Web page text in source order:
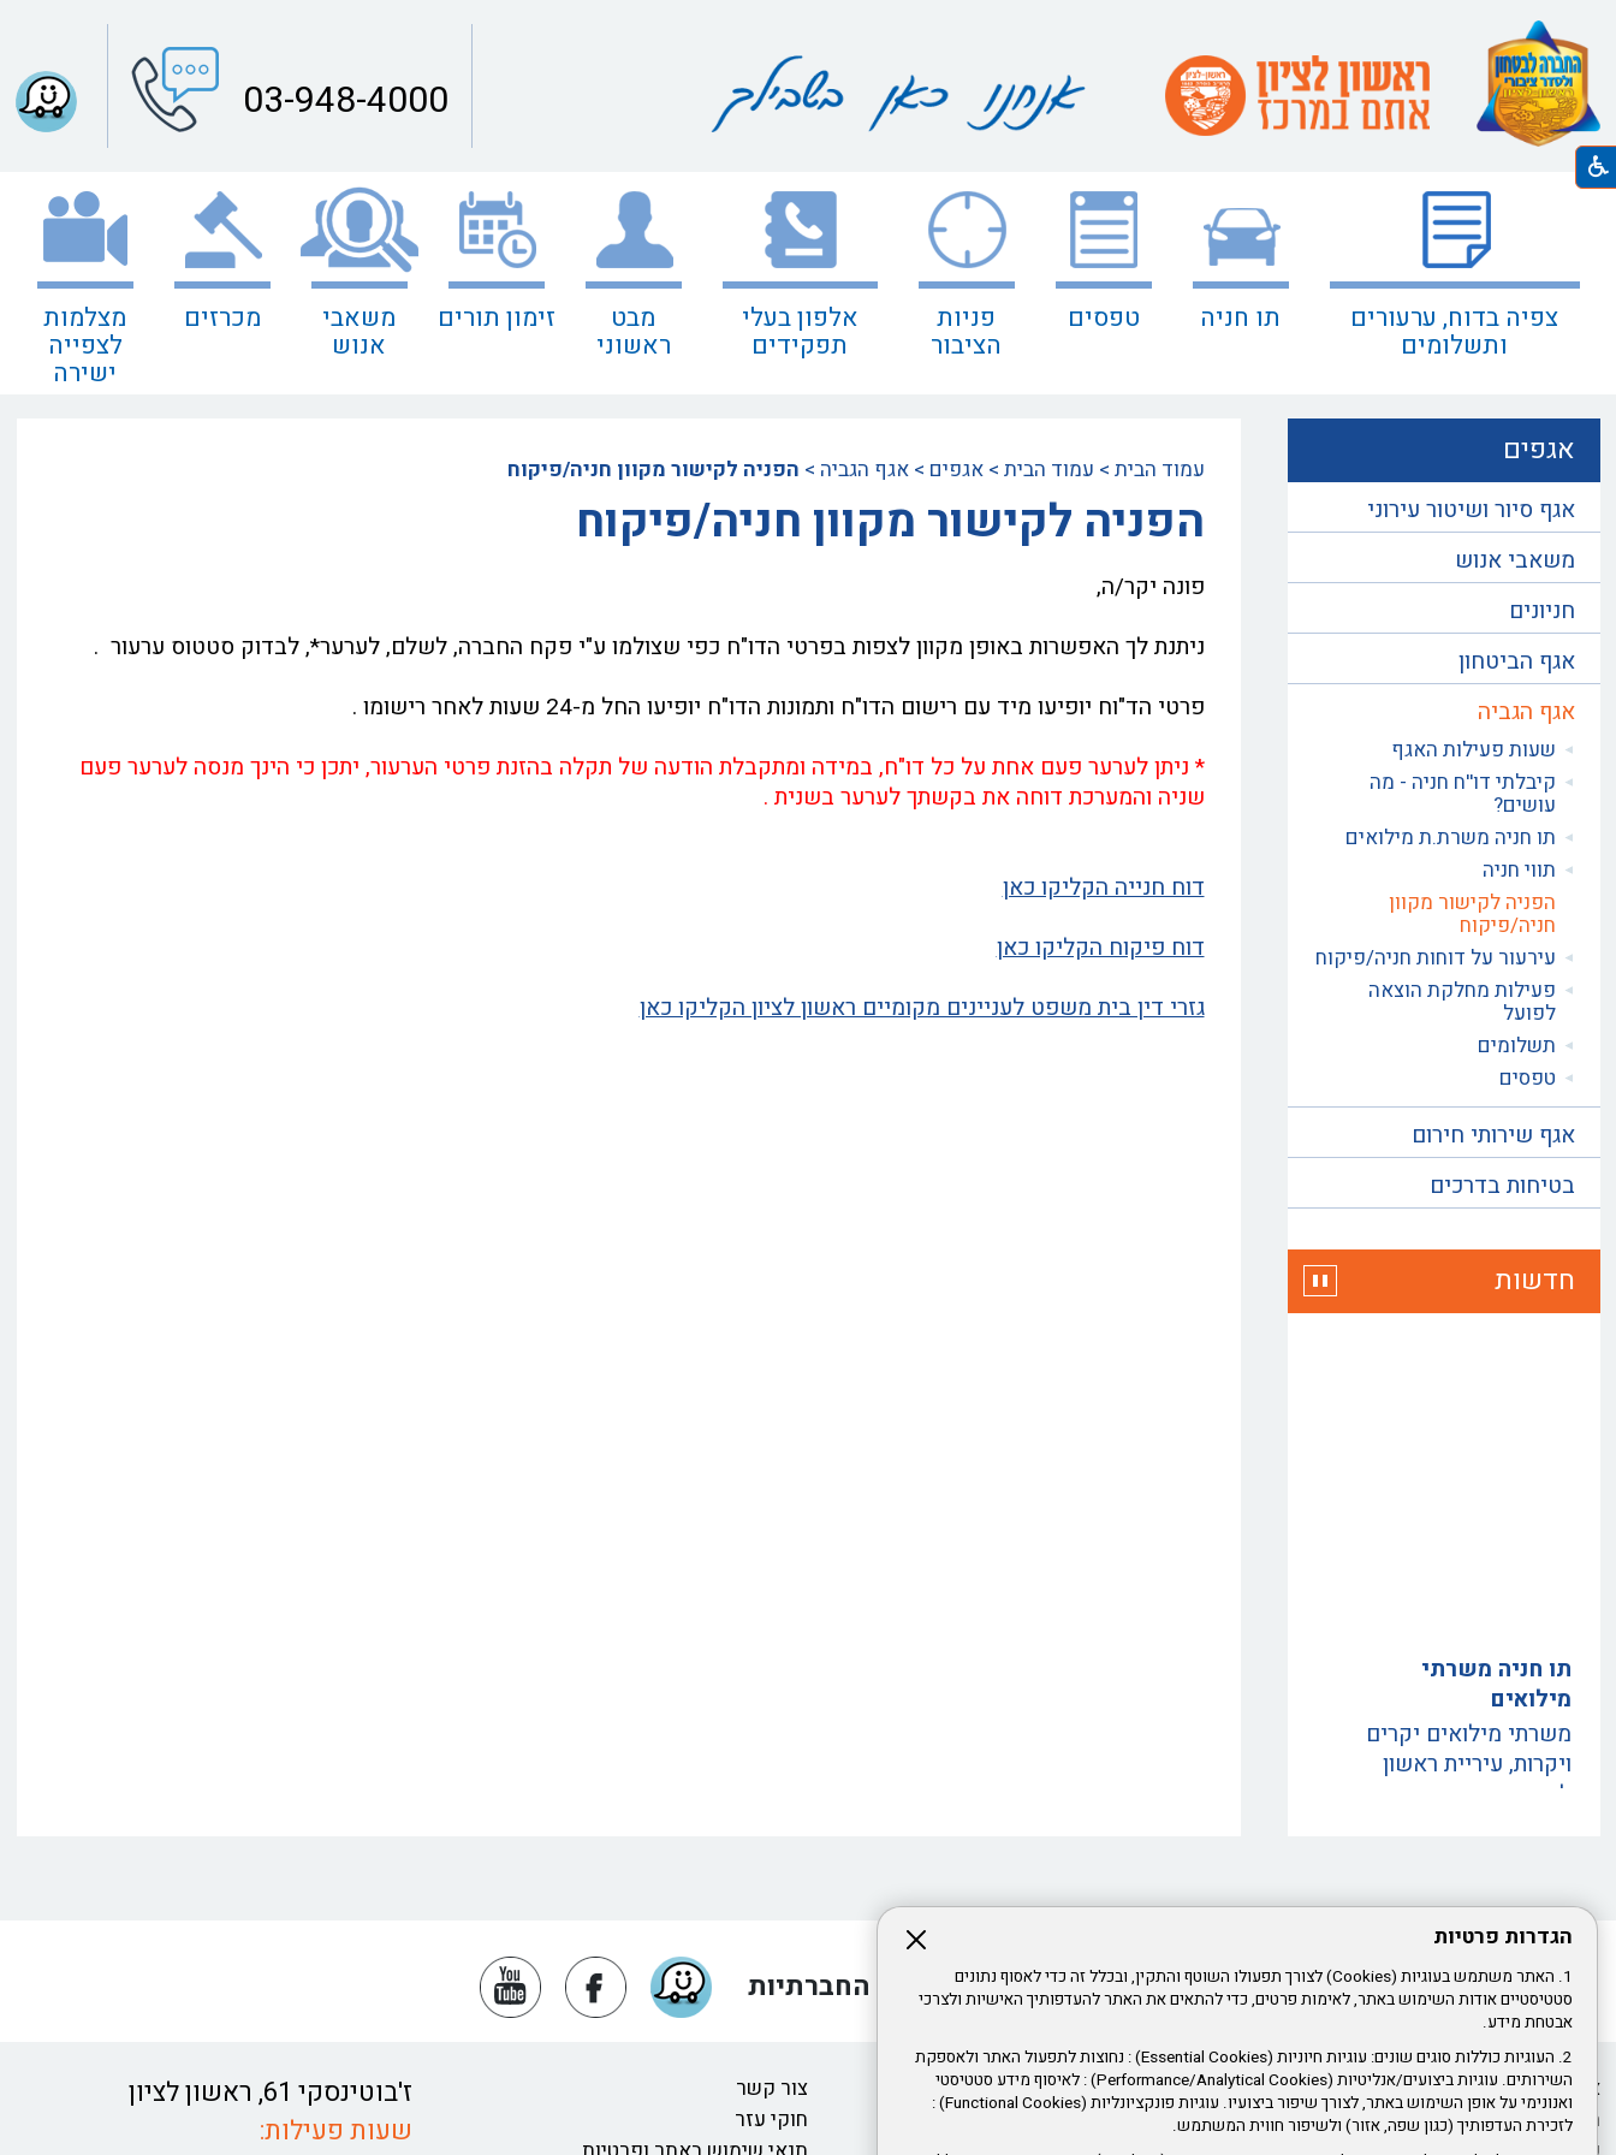
הגדרות פרטיות
1. האתר משתמש בעוגיות (Cookies) לצורך תפעולו השוטף והתקין, ובכלל זה כדי לאסוף נתונים
סטטיסטיים אודות השימוש באתר, לאימות פרטים, כדי להתאים את האתר להעדפותיך האישיות ולצרכי
אבטחת מידע.
2. העוגיות כוללות סוגים שונים: עוגיות חיוניות (Essential Cookies) : נחוצות לתפעול האתר ולאספקת
השירותים. עוגיות ביצועים/אנליטיות (Performance/Analytical Cookies) : לאיסוף מידע סטטיסטי
ואנונימי על אופן השימוש באתר, לצורך שיפור ביצועיו. עוגיות פונקציונליות (Functional Cookies) :
לזכירת העדפותיך (כגון שפה, אזור) ולשיפור חווית המשתמש.
03-948-4000
צפיה בדוח, ערעורים
ותשלומים
תו חניה טפסים פניות
הציבור
אלפון בעלי
תפקידים
מבט
ראשוני
זימון תורים משאבי
אנוש
מכרזים מצלמות
לצפייה
ישירה
עמוד הבית > עמוד הבית >אגפים >אגף הגביה > הפניה לקישור מקוון חניה/פיקוח
הפניה לקישור מקוון חניה/פיקוח
פונה יקר/ה,
ניתנת לך האפשרות באופן מקוון לצפות בפרטי הדו"ח כפי שצולמו ע"י פקח החברה, לשלם, לערער*, לבדוק סטטוס ערעור .
פרטי הד"וח יופיעו מיד עם רישום הדו"ח ותמונות הדו"ח יופיעו החל מ-24 שעות לאחר רישומו .
* ניתן לערער פעם אחת על כל דו"ח, במידה ומתקבלת הודעה של תקלה בהזנת פרטי הערעור, יתכן כי הינך מנסה לערער פעם
שניה והמערכת דוחה את בקשתך לערער בשנית .
דוח חנייה הקליקו כאן
דוח פיקוח הקליקו כאן
גזרי דין בית משפט לעניינים מקומיים ראשון לציון הקליקו כאן
אגפים
אגף סיור ושיטור עירוני
משאבי אנוש
חניונים
אגף הביטחון
אגף הגביה
שעות פעילות האגף
קיבלתי דו''ח חניה - מה
עושים?
תו חניה משרת.ת מילואים
תווי חניה
הפניה לקישור מקוון
חניה/פיקוח
עירעור על דוחות חניה/פיקוח
פעילות מחלקת הוצאה
לפועל
תשלומים
טפסים
אגף שירותי חירום
בטיחות בדרכים
חדשות
תו חניה משרתי
מילואים
משרתי מילואים יקרים
ויקרות, עיריית ראשון
לציון והחברה העירונית
אנא הקליקו על הכותרת .
מפקחים למערך המבצעי
דרושים אנשים שאכפת
להם מהעיר ראשון לציון !
אגף סיור וחניה והשיטור
העירוני קוראים לכם
להתגייס למערך המבצעי
הצטרפו אלינו ברשתות החברתיות
אודות
הצהרת נגישות
דרושים ומכרזי כוח אדם
חוק חופש המידע
צור קשר
חוקי עזר
ז'בוטינסקי 61, ראשון לציון
שעות פעילות: